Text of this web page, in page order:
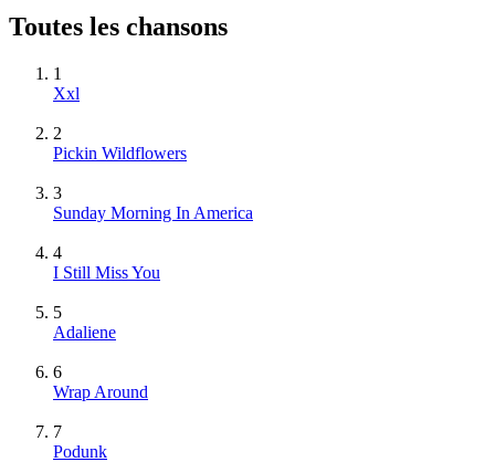
Toutes les chansons
1
Xxl
2
Pickin Wildflowers
3
Sunday Morning In America
4
I Still Miss You
5
Adaliene
6
Wrap Around
7
Podunk